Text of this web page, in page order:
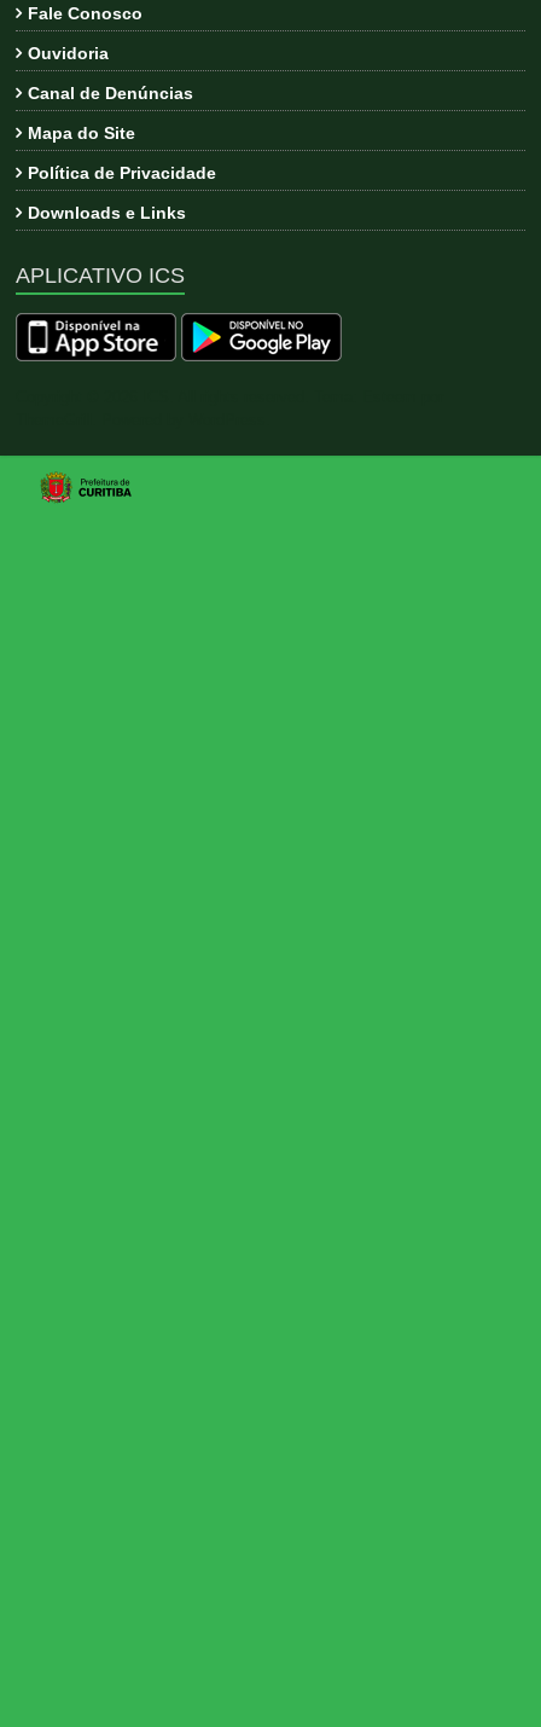
Fale Conosco
Ouvidoria
Canal de Denúncias
Mapa do Site
Política de Privacidade
Downloads e Links
APLICATIVO ICS